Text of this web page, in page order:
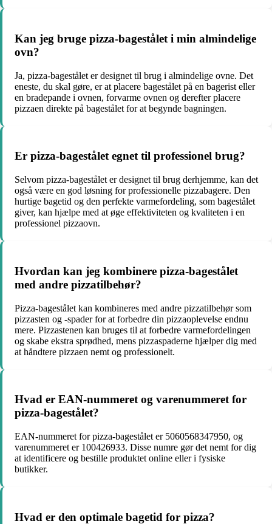
Kan jeg bruge pizza-bagestålet i min almindelige
ovn?
Ja, pizza-bagestålet er designet til brug i almindelige ovne. Det
eneste, du skal gøre, er at placere bagestålet på en bagerist eller
en bradepande i ovnen, forvarme ovnen og derefter placere
pizzaen direkte på bagestålet for at begynde bagningen.
Er pizza-bagestålet egnet til professionel brug?
Selvom pizza-bagestålet er designet til brug derhjemme, kan det
også være en god løsning for professionelle pizzabagere. Den
hurtige bagetid og den perfekte varmefordeling, som bagestålet
giver, kan hjælpe med at øge effektiviteten og kvaliteten i en
professionel pizzaovn.
Hvordan kan jeg kombinere pizza-bagestålet
med andre pizzatilbehør?
Pizza-bagestålet kan kombineres med andre pizzatilbehør som
pizzasten og -spader for at forbedre din pizzaoplevelse endnu
mere. Pizzastenen kan bruges til at forbedre varmefordelingen
og skabe ekstra sprødhed, mens pizzaspaderne hjælper dig med
at håndtere pizzaen nemt og professionelt.
Hvad er EAN-nummeret og varenummeret for
pizza-bagestålet?
EAN-nummeret for pizza-bagestålet er 5060568347950, og
varenummeret er 100426933. Disse numre gør det nemt for dig
at identificere og bestille produktet online eller i fysiske
butikker.
Hvad er den optimale bagetid for pizza?